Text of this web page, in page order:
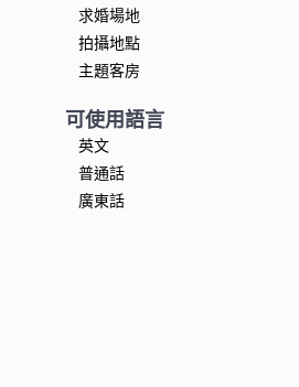
求婚場地
拍攝地點
主題客房
可使用語言
英文
普通話
廣東話